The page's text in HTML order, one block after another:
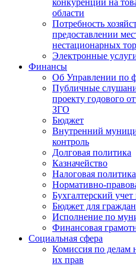
конкуренции на
области
Потребность
предоставлении
нестационарных
Электронные
Финансы
Об Управлении по
Публичные
проекту годового
ЗГО
Бюджет
Внутренний
контроль
Долговая политика
Казначейство
Налоговая политика
Нормативно-
Бухгалтерский учет
Бюджет для граждан
Исполнение по
Финансовая
Социальная сфера
Комиссия по делам
их прав